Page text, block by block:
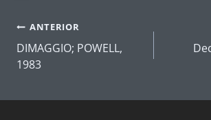
Navegação
de
Post
ANTERIOR
DIMAGGIO; POWELL,
1983